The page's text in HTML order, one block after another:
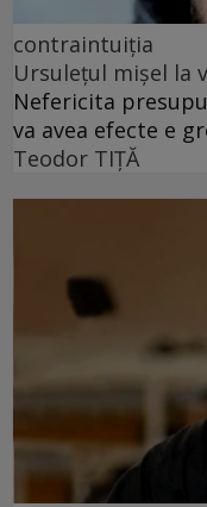
contraintuiția
Ursulețul mișel la
Nefericita
va avea efecte e
Teodor TIŢĂ